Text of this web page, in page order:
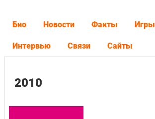
Био Новости Факты Игры
Интервью Связи Сайты
2010